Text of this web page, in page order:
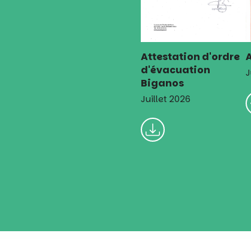
Attestation d'ordre
d'évacuation
Juillet 2026